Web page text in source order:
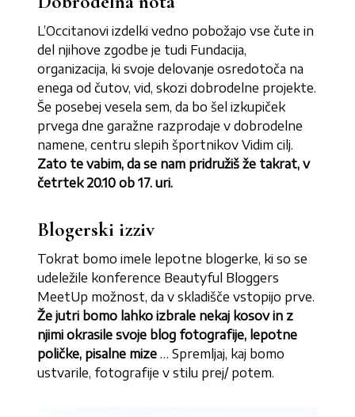
L’Occitanovi izdelki vedno pobožajo vse čute in
del njihove zgodbe je tudi Fundacija,
organizacija, ki svoje delovanje osredotoča na
enega od čutov, vid, skozi dobrodelne projekte.
Še posebej vesela sem, da bo šel izkupiček
prvega dne garažne razprodaje v dobrodelne
namene, centru slepih športnikov Vidim cilj.
Zato te vabim, da se nam pridružiš že takrat, v
četrtek 20.10 ob 17. uri.
Blogerski izziv
Tokrat bomo imele lepotne blogerke, ki so se
udeležile konference Beautyful Bloggers
MeetUp možnost, da v skladišče vstopijo prve.
Že jutri bomo lahko izbrale nekaj kosov in z
njimi okrasile svoje blog fotografije, lepotne
poličke, pisalne mize … Spremljaj, kaj bomo
ustvarile, fotografije v stilu prej/ potem.